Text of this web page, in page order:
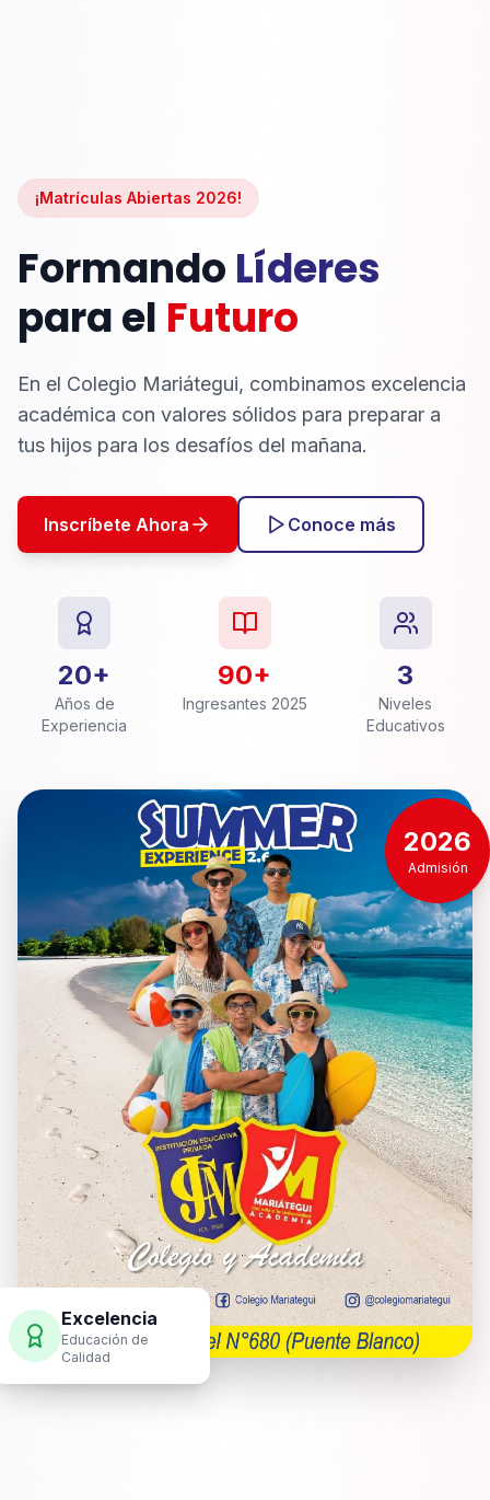
¡Matrículas Abiertas 2026!
Formando Líderes
para el Futuro
En el Colegio Mariátegui, combinamos excelencia
académica con valores sólidos para preparar a
tus hijos para los desafíos del mañana.
Inscríbete Ahora Conoce más
20+
Años de
Experiencia
90+
Ingresantes 2025
3
Niveles
Educativos
Excelencia
Educación de
Calidad
2026
Admisión